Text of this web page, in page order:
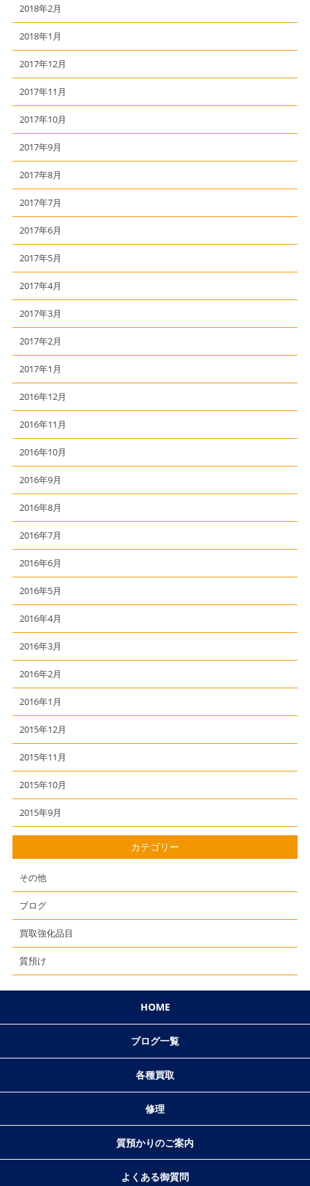
2018年2月
2018年1月
2017年12月
2017年11月
2017年10月
2017年9月
2017年8月
2017年7月
2017年6月
2017年5月
2017年4月
2017年3月
2017年2月
2017年1月
2016年12月
2016年11月
2016年10月
2016年9月
2016年8月
2016年7月
2016年6月
2016年5月
2016年4月
2016年3月
2016年2月
2016年1月
2015年12月
2015年11月
2015年10月
2015年9月
カテゴリー
その他
ブログ
買取強化品目
質預け
HOME
ブログ一覧
各種買取
修理
質預かりのご案内
よくある御質問